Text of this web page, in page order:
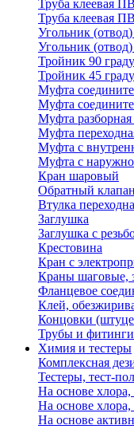
Труба клеевая
Труба клеевая
Угольник (отвод)
Угольник (отвод)
Тройник 90
Тройник 45
Муфта
Муфта
Муфта
Муфта
Муфта с
Муфта с
Кран шаровый
Обратный клапан
Втулка
Заглушка
Заглушка с
Крестовина
Кран с
Краны шаговые,
Фланцевое
Клей,
Концовки
Трубы и
Химия и тестеры
Комплексная
Тестеры, тест-
На основе хлора,
На основе
На основе